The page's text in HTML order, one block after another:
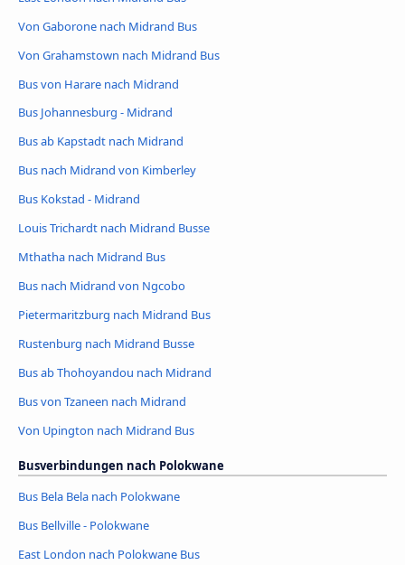
Von Gaborone nach Midrand Bus
Von Grahamstown nach Midrand Bus
Bus von Harare nach Midrand
Bus Johannesburg - Midrand
Bus ab Kapstadt nach Midrand
Bus nach Midrand von Kimberley
Bus Kokstad - Midrand
Louis Trichardt nach Midrand Busse
Mthatha nach Midrand Bus
Bus nach Midrand von Ngcobo
Pietermaritzburg nach Midrand Bus
Rustenburg nach Midrand Busse
Bus ab Thohoyandou nach Midrand
Bus von Tzaneen nach Midrand
Von Upington nach Midrand Bus
Busverbindungen nach Polokwane
Bus Bela Bela nach Polokwane
Bus Bellville - Polokwane
East London nach Polokwane Bus